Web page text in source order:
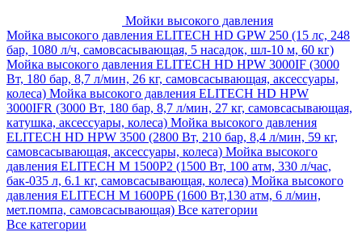
Мойки высокого давления
Мойка высокого давления ELITECH HD GPW 250 (15 лс, 248
бар, 1080 л/ч, самовсасывающая, 5 насадок, шл-10 м, 60 кг)
Мойка высокого давления ELITECH HD HPW 3000IF (3000
Вт, 180 бар, 8,7 л/мин, 26 кг, самовсасывающая, аксессуары,
колеса) Мойка высокого давления ELITECH HD HPW
3000IFR (3000 Вт, 180 бар, 8,7 л/мин, 27 кг, самовсасывающая,
катушка, аксессуары, колеса) Мойка высокого давления
ELITECH HD HPW 3500 (2800 Вт, 210 бар, 8,4 л/мин, 59 кг,
самовсасывающая, аксессуары, колеса) Мойка высокого
давления ELITECH M 1500P2 (1500 Вт, 100 атм, 330 л/час,
бак-035 л, 6.1 кг, самовсасывающая, колеса) Мойка высокого
давления ELITECH М 1600РБ (1600 Вт,130 атм, 6 л/мин,
мет.помпа, самовсасывающая) Все категории
Все категории